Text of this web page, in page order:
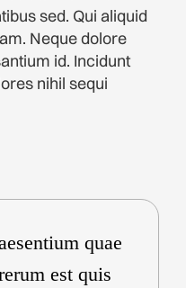
sed. Qui aliquid
Neque dolore
id. Incidunt
nihil sequi
quae
est quis